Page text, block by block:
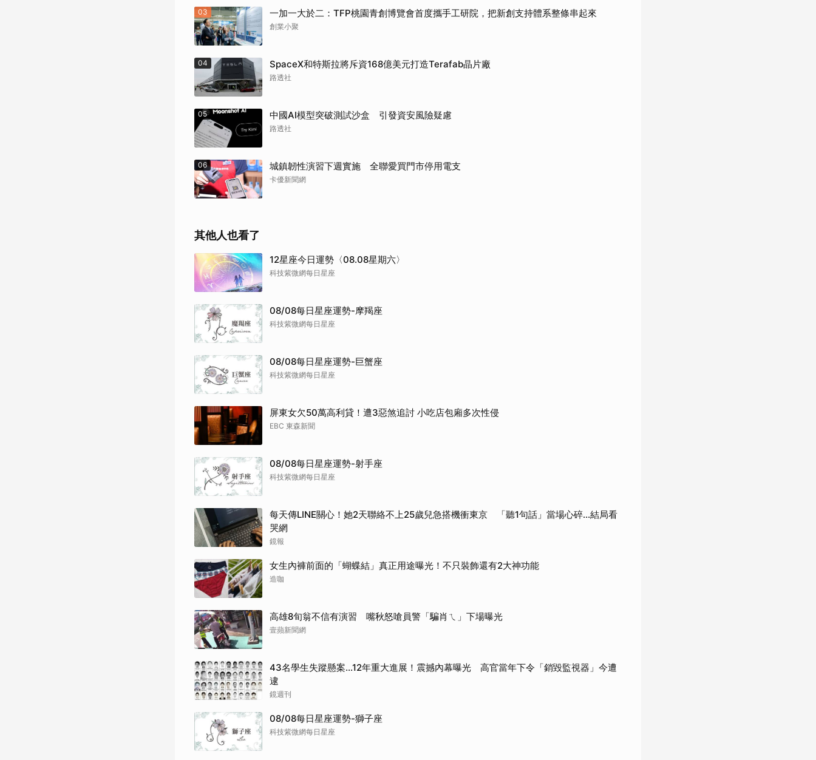
03 一加一大於二：TFP桃園青創博覽會首度攜手工研院，把新創支持體系整條串起來
創業小聚
04 SpaceX和特斯拉將斥資168億美元打造Terafab晶片廠
路透社
05 中國AI模型突破測試沙盒 引發資安風險疑慮
路透社
06 城鎮韌性演習下週實施 全聯愛買門市停用電支
卡優新聞網
其他人也看了
12星座今日運勢〈08.08星期六〉
科技紫微網每日星座
08/08每日星座運勢-摩羯座
科技紫微網每日星座
08/08每日星座運勢-巨蟹座
科技紫微網每日星座
屏東女欠50萬高利貸！遭3惡煞追討 小吃店包廂多次性侵
EBC 東森新聞
08/08每日星座運勢-射手座
科技紫微網每日星座
每天傳LINE關心！她2天聯絡不上25歲兒急搭機衝東京 「聽1句話」當場心碎...結局看
哭網
鏡報
女生內褲前面的「蝴蝶結」真正用途曝光！不只裝飾還有2大神功能
造咖
高雄8旬翁不信有演習 嘴秋怒嗆員警「騙肖ㄟ」下場曝光
壹蘋新聞網
43名學生失蹤懸案...12年重大進展！震撼內幕曝光 高官當年下令「銷毀監視器」今遭
逮
鏡週刊
08/08每日星座運勢-獅子座
科技紫微網每日星座